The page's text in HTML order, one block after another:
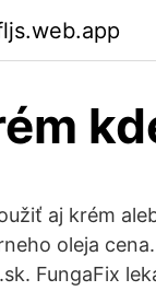
aj krém
oleja cena.
FungaFix